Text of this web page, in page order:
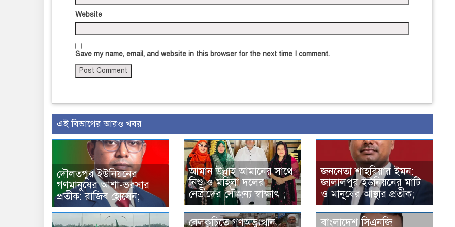
Website
Save my name, email, and website in this browser for the next time I comment.
এই বিভাগের আরও খবর
দৌলতপুর ইউনিয়নের
গণমানুষের আশা-ভরসার
প্রতীক: রাজিব হোসেন;
আমান উল্লাহ আমানের সাথে
নিশু ও মহিলা দলের
নেত্রীদের সৌজন্য স্বাক্ষাৎ ;
জননেতা শাহরিয়ার ইমন:
জালালপুর ইউনিয়নের মাটি
ও মানুষের আস্থার প্রতীক;
বেলকুচিতে গণঅভ্যুত্থান বাংলাদেশ সিএনজি